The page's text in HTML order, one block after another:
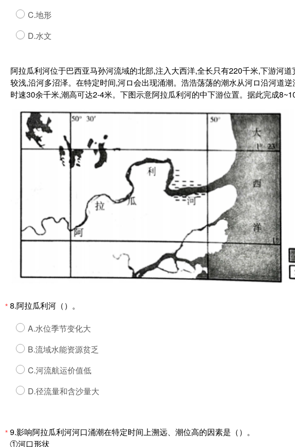
C.地形
D.水文
阿拉瓜利河位于巴西亚马孙河流域的北部,注入大西洋,全长只有220千米,下游河
较浅,沿河多沼泽。在特定时间,河ロ会出现涌潮。浩浩荡荡的潮水从河ロ沿河道
时速30余千米,潮高可达2-4米。下图示意阿拉瓜利河的中下游位置。据此完成8~10
*8.阿拉瓜利河（）。
A.水位季节变化大
B.流域水能资源贫乏
C.河流航运价值低
D.径流量和含沙量大
*9.影响阿拉瓜利河河口涌潮在特定时间上溯远、潮位高的因素是（）。
①河口形状